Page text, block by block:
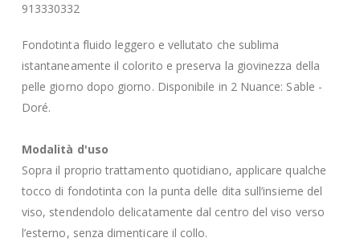
913330332
Fondotinta fluido leggero e vellutato che sublima
istantaneamente il colorito e preserva la giovinezza della
pelle giorno dopo giorno. Disponibile in 2 Nuance: Sable -
Doré.
Modalità d'uso
Sopra il proprio trattamento quotidiano, applicare qualche
tocco di fondotinta con la punta delle dita sull’insieme del
viso, stendendolo delicatamente dal centro del viso verso
l’esterno, senza dimenticare il collo.